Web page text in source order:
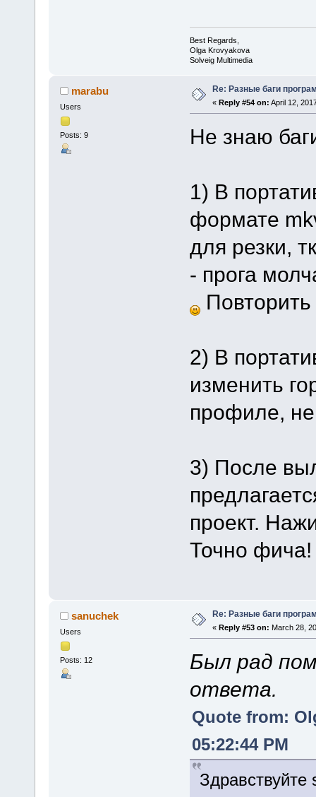
Best Regards,
Olga Krovyakova
Solveig Multimedia
marabu
Users
Posts: 9
Re: Разные баги
« Reply #54 on: April 12,
Не знаю
1) В
формате
для резки,
- прога
2) В
изменить
профиле,
3) После
проект.
Точно фича!
sanuchek
Users
Posts: 12
Re: Разные баги
« Reply #53 on: March 28,
Был рад
ответа.
Quote from:
05:22:44 PM
Здравствуйте